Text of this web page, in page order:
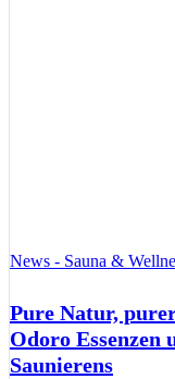
News - Sauna &
Pure Natur,
Odoro Essenzen
Saunierens